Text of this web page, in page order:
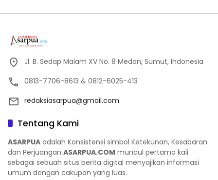
Jl. B. Sedap Malam XV No. 8 Medan, Sumut, Indonesia
0813-7706-8613 & 0812-6025-413
redaksiasarpua@gmail.com
Tentang Kami
ASARPUA adalah Konsistensi simbol Ketekunan, Kesabaran
dan Perjuangan ASARPUA.COM muncul pertama kali
sebagai sebuah situs berita digital menyajikan informasi
umum dengan cakupan yang luas.